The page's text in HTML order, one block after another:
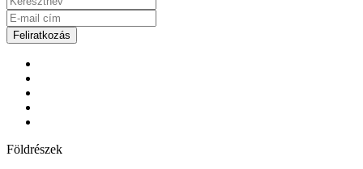
Feliratkozás
Földrészek